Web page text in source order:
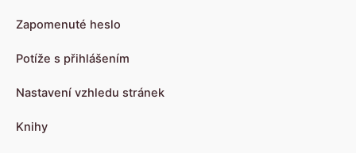
Zapomenuté heslo
Potíže s přihlášením
Nastavení vzhledu stránek
Knihy